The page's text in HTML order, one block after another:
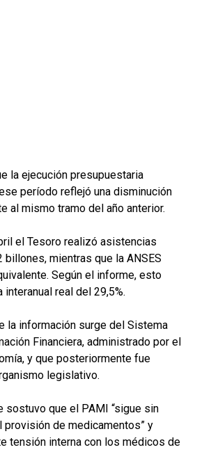
la ejecución presupuestaria
período reflejó una disminución
al mismo tramo del año anterior.
el Tesoro realizó asistencias
billones, mientras que la ANSES
Según el informe, esto
interanual real del 29,5%.
la información surge del Sistema
Financiera, administrado por el
y que posteriormente fue
legislativo.
sostuvo que el PAMI “sigue sin
provisión de medicamentos” y
tensión interna con los médicos de